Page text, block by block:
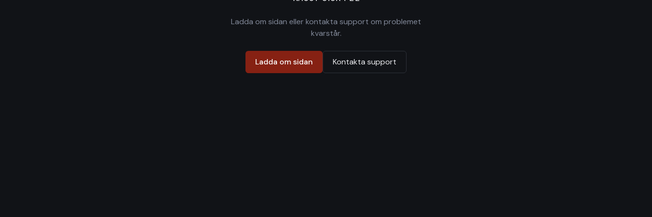
Ladda om sidan eller kontakta support om problemet
kvarstår.
Ladda om sidan Kontakta support